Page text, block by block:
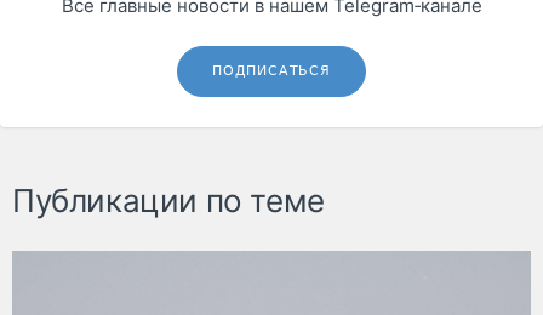
Все главные новости в нашем Telegram‑канале
ПОДПИСАТЬСЯ
Публикации по теме